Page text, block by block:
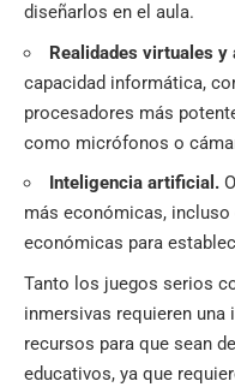
diseñarlos en el aula.
Realidades virtuales y
capacidad informática,
procesadores más
como micrófonos o
Inteligencia artificial.
más económicas,
económicas para
Tanto los juegos serios
inmersivas requieren
recursos para que sean
educativos, ya que